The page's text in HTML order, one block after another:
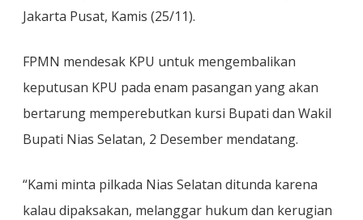
Jakarta Pusat, Kamis (25/11).
FPMN mendesak KPU untuk mengembalikan
keputusan KPU pada enam pasangan yang akan
bertarung memperebutkan kursi Bupati dan Wakil
Bupati Nias Selatan, 2 Desember mendatang.
“Kami minta pilkada Nias Selatan ditunda karena
kalau dipaksakan, melanggar hukum dan kerugian